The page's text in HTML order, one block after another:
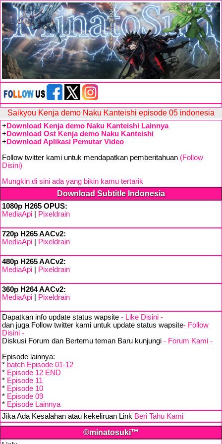
Saikyou Kenja demo Naku Kanteishi episode 05 indonesia
+ Download Kenja demo Naku Kanteishi Lainnya
+ Download Ost Kenja demo Naku Kanteishi
+ Download Aplikasi Pemutar Video
Follow twitter kami untuk mendapatkan pemberitahuan (Follow
Disini)
Mungkin di sini ada yang bikin kamu tertarik
Download Subtitle Indonesia
1080p H265 OPUS:
MediaApi
Pixeldrain
720p H265 AACv2:
MediaApi
Pixeldrain
480p H265 AACv2:
MediaApi
Pixeldrain
360p H264 AACv2:
MediaApi
Pixeldrain
Dapatkan info update status wapsite - Like Disini -
dan juga Follow twitter kami untuk update status wapsite- Follow
Disini -
Diskusi Forum dan Bertemu teman Baru kunjungi - Forum Kami -
Episode lainnya:
* batch Episode 01-12
* Episode 12 END
* Episode 11
* Episode 10
* Episode 09
* Episode Lainnya
Jika Ada Kesalahan atau kekeliruan Link Beri Tahu Kami
©minatosuki™